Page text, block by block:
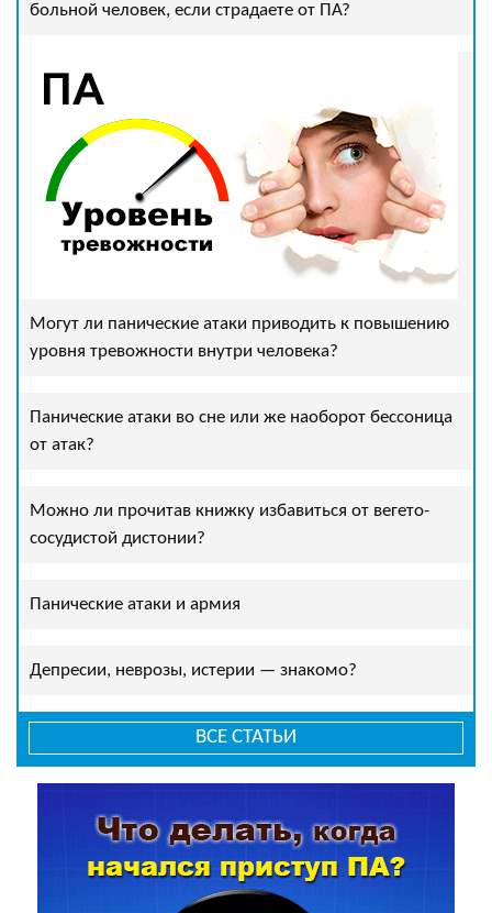
больной человек, если страдаете от ПА?
Могут ли панические атаки приводить к повышению
уровня тревожности внутри человека?
Панические атаки во сне или же наоборот бессоница
от атак?
Можно ли прочитав книжку избавиться от вегето-
сосудистой дистонии?
Панические атаки и армия
Депресии, неврозы, истерии — знакомо?
ВСЕ СТАТЬИ